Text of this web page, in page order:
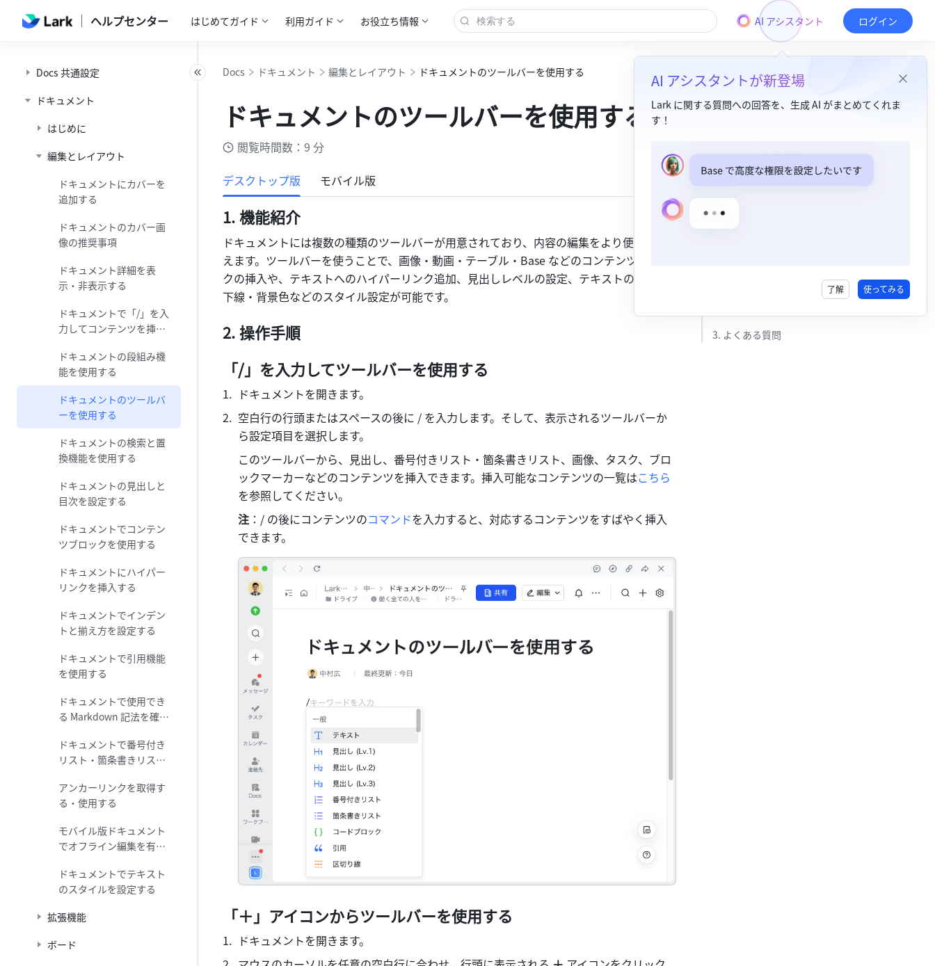
ヘルプセンター はじめてガイド 利用ガイド お役立ち情報 AI アシスタント
AI アシスタントが新登場
Lark に関する質問への回答を、生成 AI がまとめてくれま
す！
了解 使ってみる
ログイン
Docs 共通設定
ドキュメント
はじめに
編集とレイアウト
ドキュメントにカバーを
追加する
ドキュメントのカバー画
像の推奨事項
ドキュメント詳細を表
示・非表示する
ドキュメントで「/」を入
力してコンテンツを挿入
ドキュメントの段組み機
能を使用する
ドキュメントのツールバ
ーを使用する
ドキュメントの検索と置
換機能を使用する
ドキュメントの見出しと
目次を設定する
ドキュメントでコンテン
ツブロックを使用する
ドキュメントにハイパー
リンクを挿入する
ドキュメントでインデン
トと揃え方を設定する
ドキュメントで引用機能
を使用する
ドキュメントで使用でき
る Markdown 記法を確認
ドキュメントで番号付き
リスト・箇条書きリスト
アンカーリンクを取得す
る・使用する
モバイル版ドキュメント
でオフライン編集を有効
ドキュメントでテキスト
のスタイルを設定する
拡張機能
ボード
Docs ドキュメント 編集とレイアウト ドキュメントのツールバーを使用する
ドキュメントのツールバーを使用する
閲覧時間数：9 分
デスクトップ版
モバイル版
機能紹介
ドキュメントには複数の種類のツールバーが用意されており、内容の編集をより便利に行
えます。ツールバーを使うことで、画像・動画・テーブル・Base などのコンテンツブロッ
クの挿入や、テキストへのハイパーリンク追加、見出しレベルの設定、テキストの太字・
下線・背景色などのスタイル設定が可能です。
操作手順
「/」を入力してツールバーを使用する
ドキュメントを開きます。
空白行の行頭またはスペースの後に / を入力します。そして、表示されるツールバーか
ら設定項目を選択します。
このツールバーから、見出し、番号付きリスト・箇条書きリスト、画像、タスク、ブロ
ックマーカーなどのコンテンツを挿入できます。挿入可能なコンテンツの一覧はこちら
を参照してください。
注 ：/ の後にコンテンツのコマンドを入力すると、対応するコンテンツをすばやく挿入
できます。
「＋」アイコンからツールバーを使用する
ドキュメントを開きます。
1. 機能紹介​
コンテンツを選択してからツールバーを使用する​
3. よくある質問​